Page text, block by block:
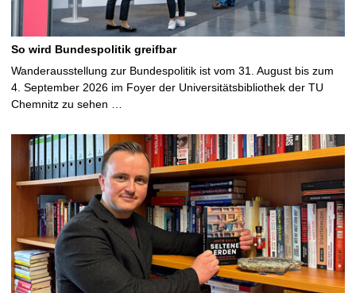
So wird Bundespolitik greifbar
Wanderausstellung zur Bundespolitik ist vom 31. August bis zum
4. September 2026 im Foyer der Universitätsbibliothek der TU
Chemnitz zu sehen …